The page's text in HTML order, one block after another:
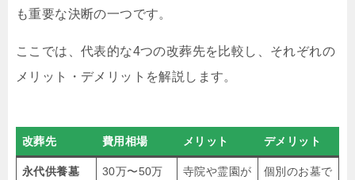
も重要な決断の一つです。
ここでは、代表的な4つの改葬先を比較し、それぞれの
メリット・デメリットを解説します。
改葬先 費用相場 メリット デメリット
永代供養墓
30万〜50万
寺院や霊園が
個別のお墓で